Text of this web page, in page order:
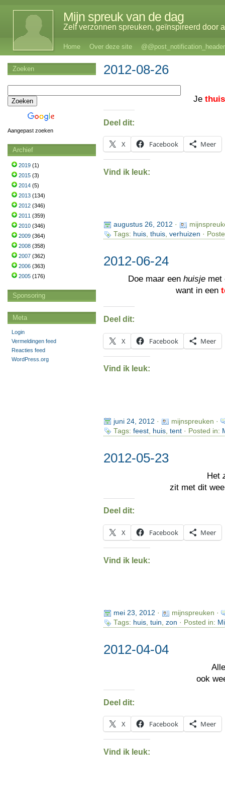
Mijn spreuk van de dag
Zelf verzonnen spreuken, geïnspireerd door
Home Over deze site @@post_notification_header
2012-08-26
Jethuis
Deel dit:
X Facebook Meer
Vind ik leuk:
augustus 26, 2012 ·
Tags: huis, thuis, verhuizen ·
2012-06-24
Doe maar een huisjemet
want in een
Deel dit:
X Facebook Meer
Vind ik leuk:
juni 24, 2012 ·
mijnspreuken ·
Tags: feest, huis, tent· Posted in:
2012-05-23
Het
zit met dit
Deel dit:
X Facebook Meer
Vind ik leuk:
mei 23, 2012 ·
mijnspreuken ·
Tags: huis, tuin, zon · Posted in:
2012-04-04
ook
Deel dit:
X Facebook Meer
Vind ik leuk:
Zoeken
Aangepast zoeken
Archief
2019 (1)
2015 (3)
2014 (5)
2013 (134)
2012 (346)
2011 (359)
2010 (346)
2009 (364)
2008 (358)
2007 (362)
2006 (363)
2005 (176)
Sponsoring
Meta
Login
Vermeldingen feed
Reacties feed
WordPress.org